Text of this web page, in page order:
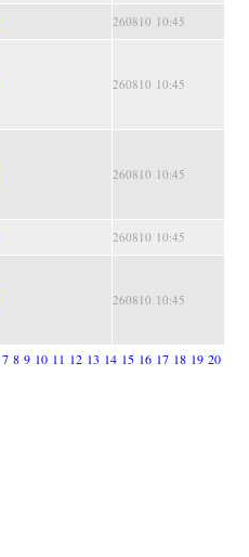
260810 10:45
260810 10:45
260810 10:45
260810 10:45
260810 10:45
7 8 9 10 11 12 13 14 15 16 17 18 19 20